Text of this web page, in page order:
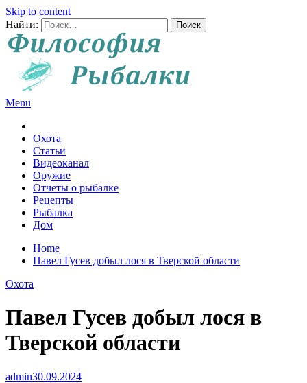
Skip to content
Найти:
Menu
Охота
Статьи
Видеоканал
Оружие
Отчеты о рыбалке
Рецепты
Рыбалка
Дом
Home
Павел Гусев добыл лося в Тверской области
Охота
Павел Гусев добыл лося в
Тверской области
admin30.09.2024